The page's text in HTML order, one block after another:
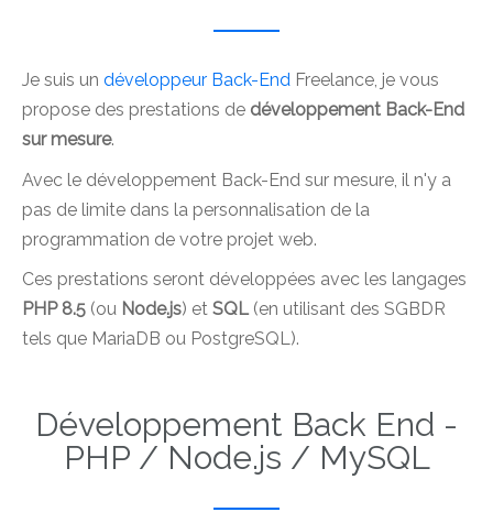
Je suis un développeur Back-End Freelance, je vous
propose des prestations de développement Back-End
sur mesure.
Avec le développement Back-End sur mesure, il n'y a
pas de limite dans la personnalisation de la
programmation de votre projet web.
Ces prestations seront développées avec les langages
PHP 8.5 (ou Node.js) et SQL(en utilisant des SGBDR
tels que MariaDB ou PostgreSQL).
Développement Back End -
PHP / Node.js / MySQL